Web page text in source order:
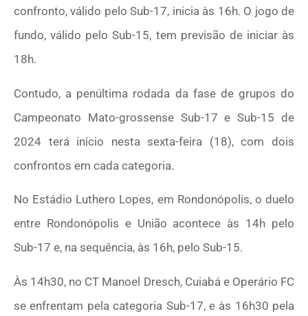
confronto, válido pelo Sub-17, inicia às 16h. O jogo de
fundo, válido pelo Sub-15, tem previsão de iniciar às
18h.
Contudo, a penúltima rodada da fase de grupos do
Campeonato Mato-grossense Sub-17 e Sub-15 de
2024 terá início nesta sexta-feira (18), com dois
confrontos em cada categoria.
No Estádio Luthero Lopes, em Rondonópolis, o duelo
entre Rondonópolis e União acontece às 14h pelo
Sub-17 e, na sequência, às 16h, pelo Sub-15.
Às 14h30, no CT Manoel Dresch, Cuiabá e Operário FC
se enfrentam pela categoria Sub-17, e às 16h30 pela